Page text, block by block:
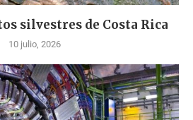
silvestres de Costa Rica
10 julio, 2026